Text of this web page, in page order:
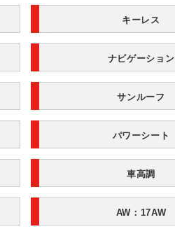
キーレス
ナビゲーション
サンルーフ
パワーシート
車高調
AW：17AW